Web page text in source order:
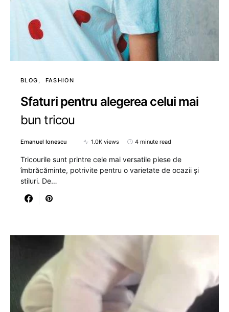
BLOG FASHION
Sfaturi pentru alegerea celui mai
bun tricou
Emanuel Ionescu 1.0K views 4 minute read
Tricourile sunt printre cele mai versatile piese de
îmbrăcăminte, potrivite pentru o varietate de ocazii și
stiluri. De…